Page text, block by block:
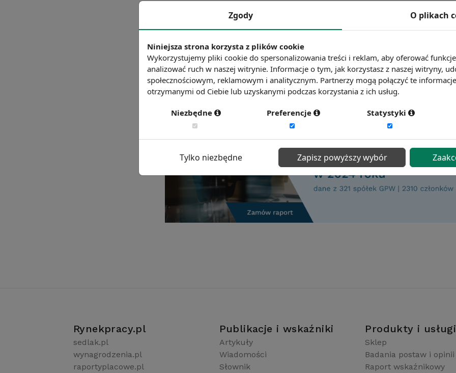
referendum na terenie sklepów. Jeśli strajkujący nie dojdą do
pracodawcą najprawdopodobniej złożą zwolnienia chorobowe.
Źródło: https://gazetakrakowska.pl
Chcesz wiedzieć więcej?Zobacz więcej wiadomości
Rynekpracy.pl
sedlak.pl
wynagrodzenia.pl
raportyplacowe.pl
Publikacje i wskaźniki
Artykuły
Wiadomości
Słownik
Produkty i usługi
Sklep
Badania postaw i opinii
Raport wskaźnikowy
Zgody O plikach
Niniejsza strona korzysta z plików cookie
Wykorzystujemy pliki cookie do spersonalizowania treści i reklam, aby oferować funkcje
analizować ruch w naszej witrynie. Informacje o tym, jak korzystasz z naszej witryny,
społecznościowym, reklamowym i analitycznym. Partnerzy mogą połączyć te
otrzymanymi od Ciebie lub uzyskanymi podczas korzystania z ich usług.
Niezbędne Preferencje Statystyki
Tylko niezbędne Zapisz powyższy wybór